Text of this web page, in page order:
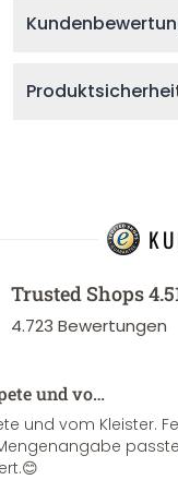
Trusted Shops
4.723 Bewertungen
und vo…
und vom Kleister.